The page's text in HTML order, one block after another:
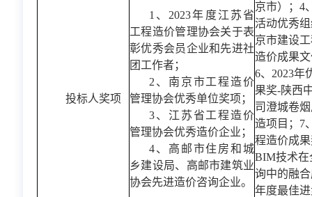
投标人奖项
1、2023年度江苏省
工程造价管理协会关于表
彰优秀会员企业和先进社
团工作者；
2、南京市工程造价
管理协会优秀单位奖项；
3、江苏省工程造价
管理协会优秀造价企业；
4、高邮市住房和城
乡建设局、高邮市建筑业
协会先进造价咨询企业。
京市）；4
活动优秀
京市建设
造价成果
6、2023年
果奖-陕西
司澄城卷
造项目；7
程造价成
BIM技术在
询中的融
年度最佳